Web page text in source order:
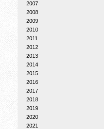
2007
2008
2009
2010
2011
2012
2013
2014
2015
2016
2017
2018
2019
2020
2021